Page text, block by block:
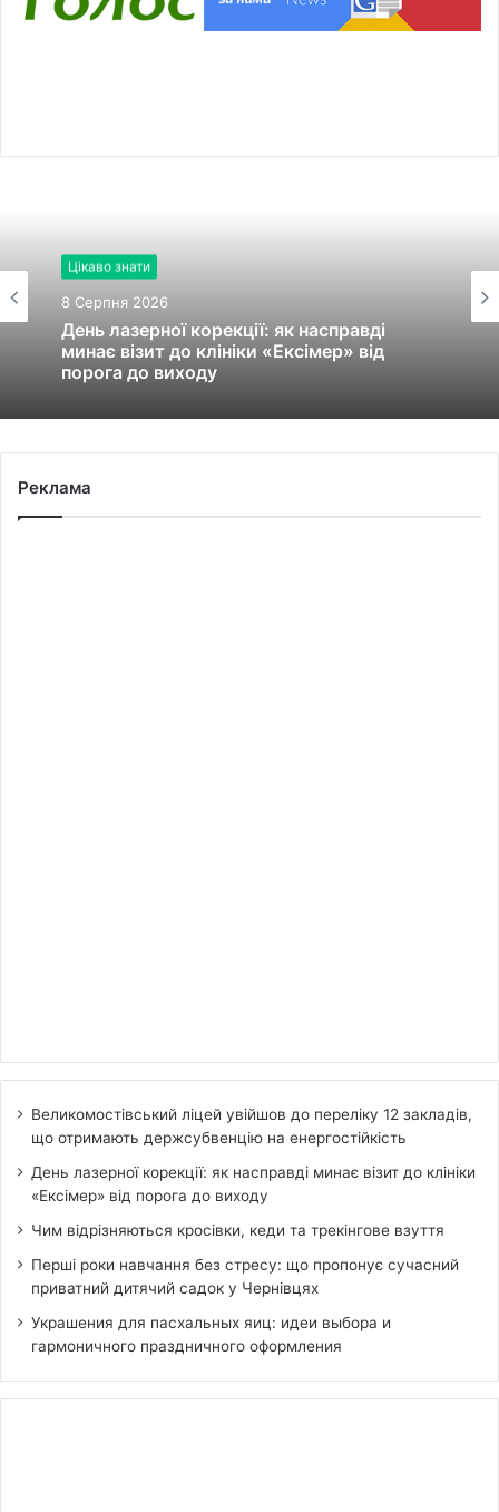
Цікаво знати
8 Серпня 2026
День лазерної корекції: як насправді
минає візит до клініки «Ексімер» від
порога до виходу
Реклама
Великомостівський ліцей увійшов до переліку 12 закладів,
що отримають держсубвенцію на енергостійкість
День лазерної корекції: як насправді минає візит до клініки
«Ексімер» від порога до виходу
Чим відрізняються кросівки, кеди та трекінгове взуття
Перші роки навчання без стресу: що пропонує сучасний
приватний дитячий садок у Чернівцях
Украшения для пасхальных яиц: идеи выбора и
гармоничного праздничного оформления